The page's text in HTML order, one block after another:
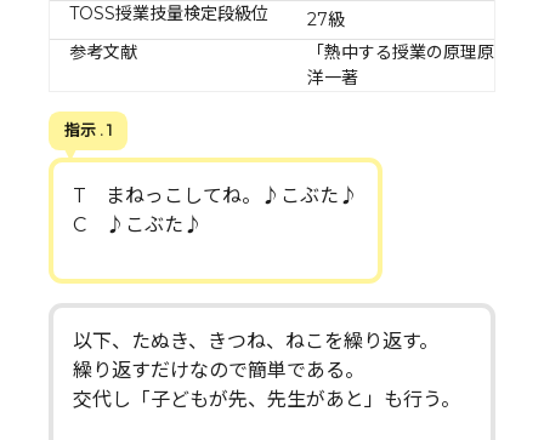
TOSS授業技量検定段級位
27級
参考文献
「熱中する授業の原理原則は
洋一著
指示 . 1
T まねっこしてね。♪こぶた♪
C ♪こぶた♪
以下、たぬき、きつね、ねこを繰り返す。
繰り返すだけなので簡単である。
交代し「子どもが先、先生があと」も行う。